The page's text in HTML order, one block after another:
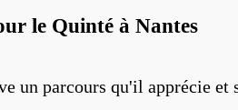
le Quinté à Nantes
un parcours qu'il apprécie et